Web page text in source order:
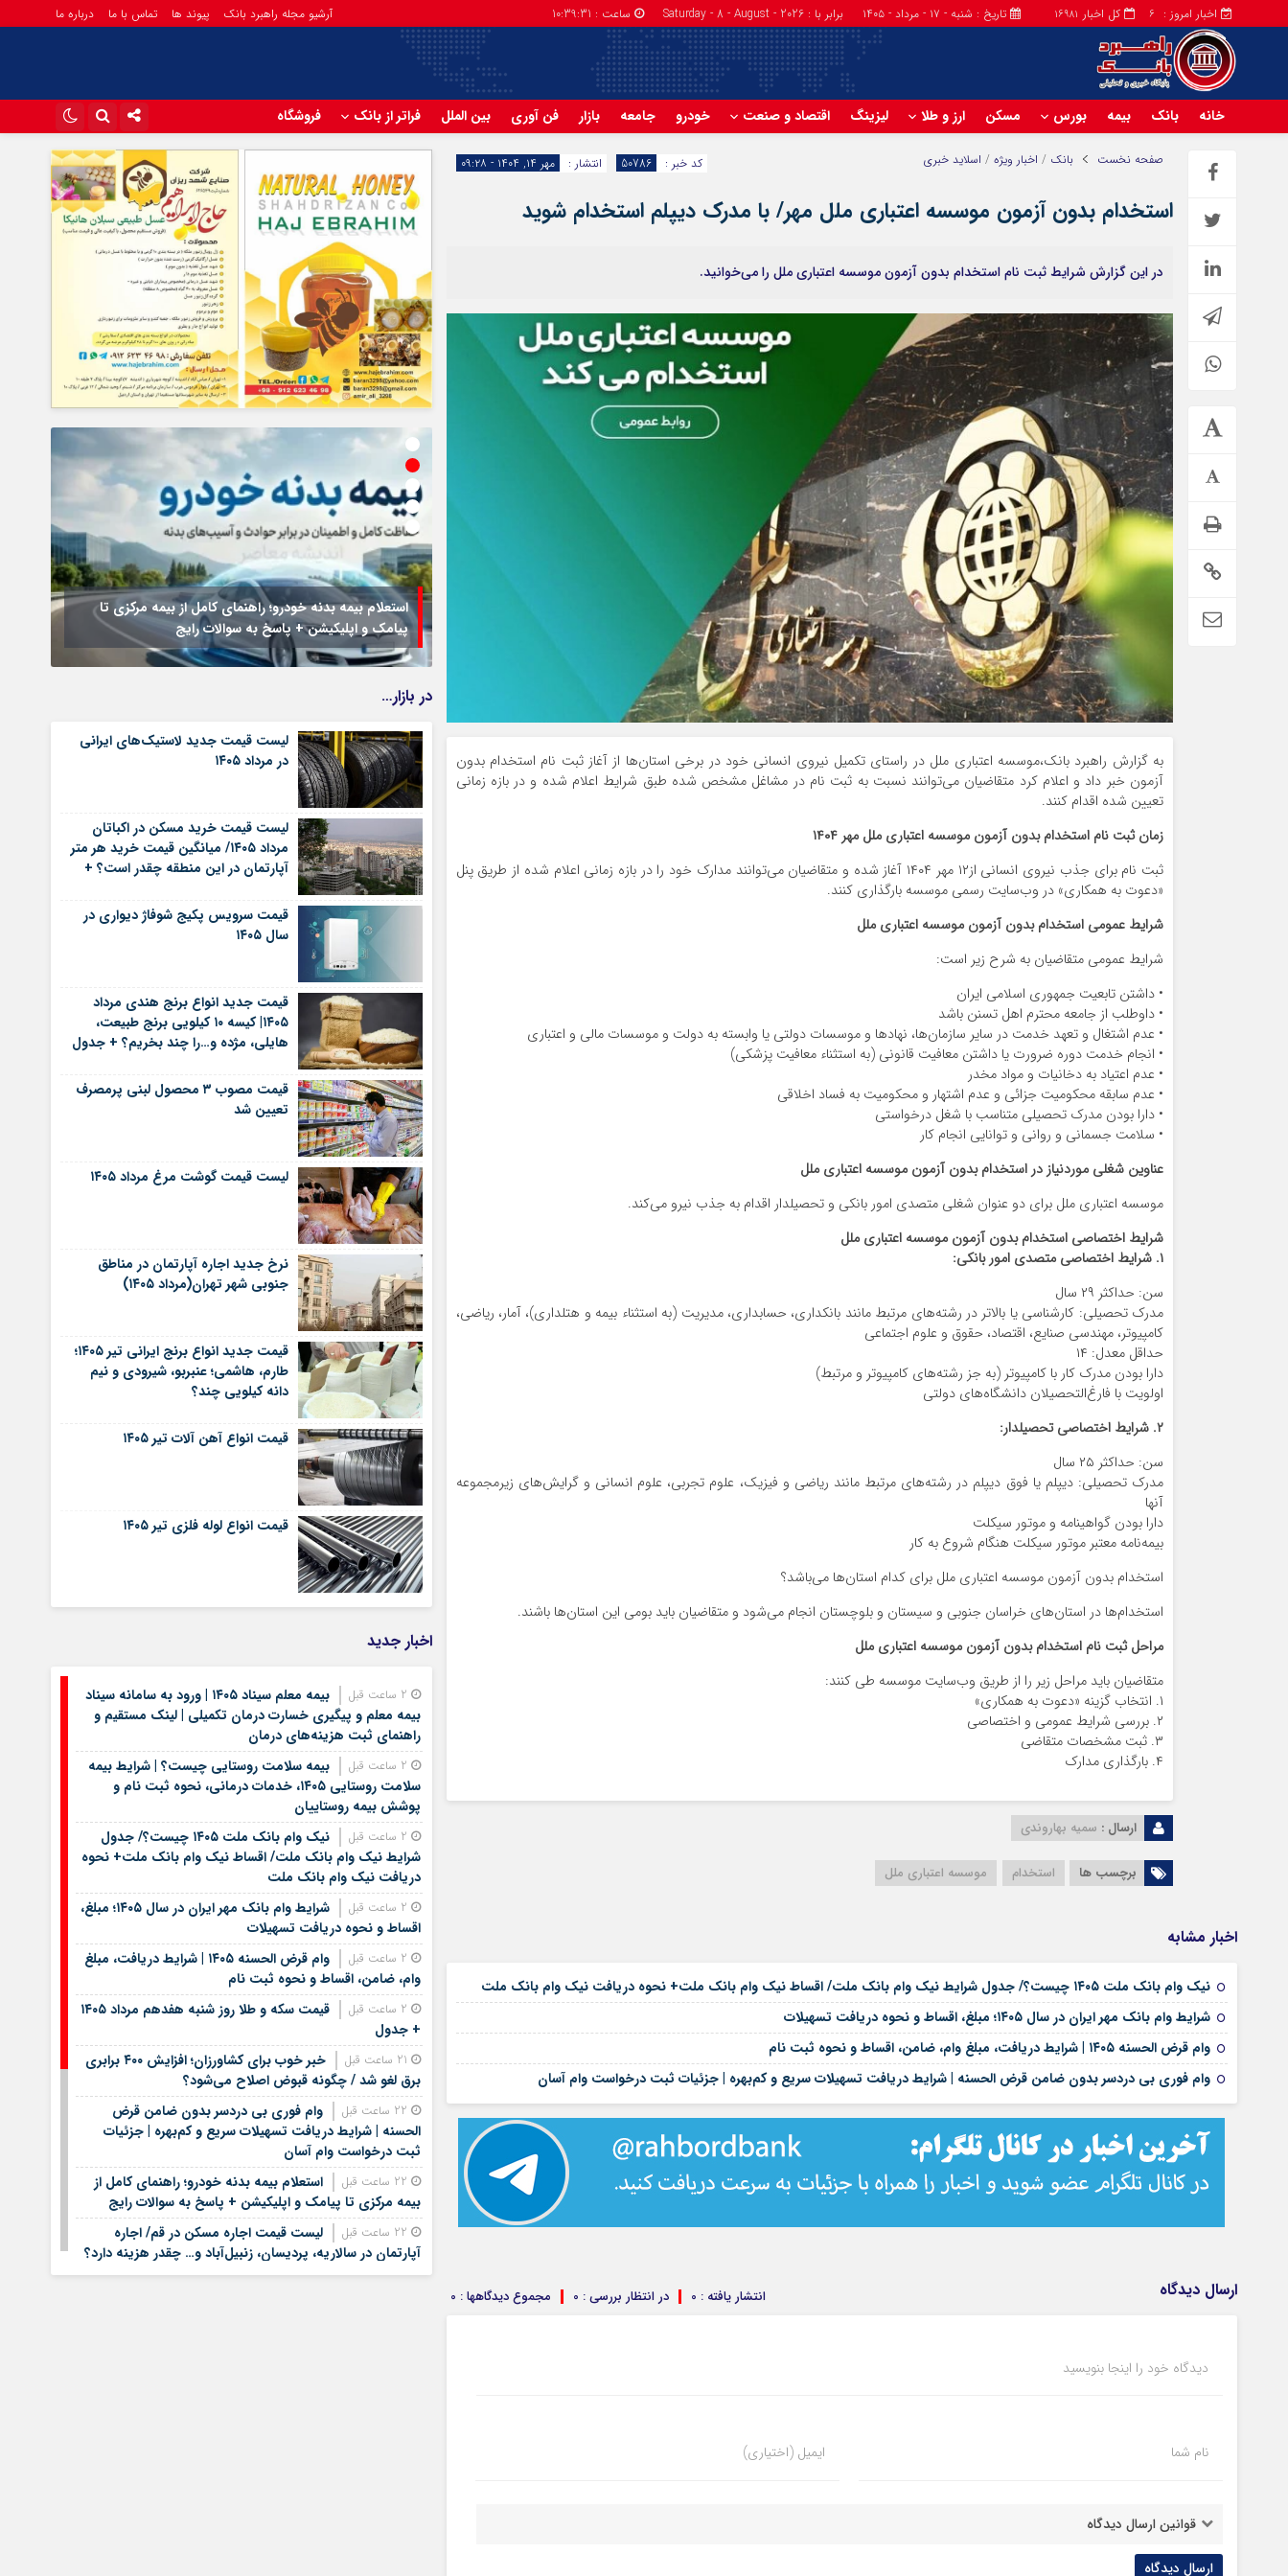
کل اخبار 16981 اخبار امروز : 6 تاریخ : شنبه - ۱۷ - مرداد - ۱۴۰۵ برابر با : Saturday - 8 - August - 2026 ساعت : 10:39:32 آرشیو مجله راهبرد بانک پیوند ها تماس با ما درباره ما
خانه بانک بیمه بورس مسکن ارز و طلا لیزینگ اقتصاد و صنعت خودرو جامعه بازار فن آوری بین الملل فراتر از بانک فروشگاه
اینستاگرام
تلگرام
آپارات
صفحه نخست بانک / اخبار ویژه / اسلاید خبری انتشار : مهر ۱۴, ۱۴۰۴ - ۰۹:۲۸ کد خبر : 50786
استخدام بدون آزمون موسسه اعتباری ملل مهر/ با مدرک دیپلم استخدام شوید
در این گزارش شرایط ثبت نام استخدام بدون آزمون موسسه اعتباری ملل را می‌خوانید.
به گزارش راهبرد بانک،موسسه اعتباری ملل در راستای تکمیل نیروی انسانی خود در برخی استان‌ها از آغاز ثبت نام استخدام بدون
آزمون خبر داد و اعلام کرد متقاضیان می‌توانند نسبت به ثبت نام در مشاغل مشخص شده طبق شرایط اعلام شده و در بازه زمانی
تعیین شده اقدام کنند.
زمان ثبت نام استخدام بدون آزمون موسسه اعتباری ملل مهر ۱۴۰۴
ثبت نام برای جذب نیروی انسانی از۱۲ مهر ۱۴۰۴ آغاز شده و متقاضیان می‌توانند مدارک خود را در بازه زمانی اعلام شده از طریق پنل
«دعوت به همکاری» در وب‌سایت رسمی موسسه بارگذاری کنند.
شرایط عمومی استخدام بدون آزمون موسسه اعتباری ملل
شرایط عمومی متقاضیان به شرح زیر است:
• داشتن تابعیت جمهوری اسلامی ایران
• داوطلب از جامعه محترم اهل تسنن باشد
• عدم اشتغال و تعهد خدمت در سایر سازمان‌ها، نهادها و موسسات دولتی یا وابسته به دولت و موسسات مالی و اعتباری
• انجام خدمت دوره ضرورت یا داشتن معافیت قانونی (به استثناء معافیت پزشکی)
• عدم اعتیاد به دخانیات و مواد مخدر
• عدم سابقه محکومیت جزائی و عدم اشتهار و محکومیت به فساد اخلاقی
• دارا بودن مدرک تحصیلی متناسب با شغل درخواستی
• سلامت جسمانی و روانی و توانایی انجام کار
عناوین شغلی موردنیاز در استخدام بدون آزمون موسسه اعتباری ملل
موسسه اعتباری ملل برای دو عنوان شغلی متصدی امور بانکی و تحصیلدار اقدام به جذب نیرو می‌کند.
شرایط اختصاصی استخدام بدون آزمون موسسه اعتباری ملل
۱. شرایط اختصاصی متصدی امور بانکی:
سن: حداکثر ۲۹ سال
مدرک تحصیلی: کارشناسی یا بالاتر در رشته‌های مرتبط مانند بانکداری، حسابداری، مدیریت (به استثناء بیمه و هتلداری)، آمار، ریاضی،
کامپیوتر، مهندسی صنایع، اقتصاد، حقوق و علوم اجتماعی
حداقل معدل: ۱۴
دارا بودن مدرک کار با کامپیوتر (به جز رشته‌های کامپیوتر و مرتبط)
اولویت با فارغ‌التحصیلان دانشگاه‌های دولتی
۲. شرایط اختصاصی تحصیلدار:
سن: حداکثر ۲۵ سال
مدرک تحصیلی: دیپلم یا فوق دیپلم در رشته‌های مرتبط مانند ریاضی و فیزیک، علوم تجربی، علوم انسانی و گرایش‌های زیرمجموعه
آنها
دارا بودن گواهینامه و موتور سیکلت
بیمه‌نامه معتبر موتور سیکلت هنگام شروع به کار
استخدام بدون آزمون موسسه اعتباری ملل برای کدام استان‌ها می‌باشد؟
استخدام‌ها در استان‌های خراسان جنوبی و سیستان و بلوچستان انجام می‌شود و متقاضیان باید بومی این استان‌ها باشند.
مراحل ثبت نام استخدام بدون آزمون موسسه اعتباری ملل
متقاضیان باید مراحل زیر را از طریق وب‌سایت موسسه طی کنند:
۱. انتخاب گزینه «دعوت به همکاری»
۲. بررسی شرایط عمومی و اختصاصی
۳. ثبت مشخصات متقاضی
۴. بارگذاری مدارک
ارسال : سمیه بهاروندی
برچسب ها استخدام موسسه اعتباری ملل
اخبار مشابه
نیک وام بانک ملت ۱۴۰۵ چیست؟/ جدول شرایط نیک وام بانک ملت/ اقساط نیک وام بانک ملت+ نحوه دریافت نیک وام بانک ملت
شرایط وام بانک مهر ایران در سال ۱۴۰۵؛ مبلغ، اقساط و نحوه دریافت تسهیلات
وام قرض الحسنه ۱۴۰۵ | شرایط دریافت، مبلغ وام، ضامن، اقساط و نحوه ثبت نام
وام فوری بی دردسر بدون ضامن قرض الحسنه | شرایط دریافت تسهیلات سریع و کم‌بهره | جزئیات ثبت درخواست وام آسان
ارسال دیدگاه مجموع دیدگاهها : 0 در انتظار بررسی : 0 انتشار یافته : 0
دیدگاه خود را اینجا بنویسید
نام شما ایمیل (اختیاری)
قوانین ارسال دیدگاه
تمدید خودکار بیمه سلامت دهک‌های اقتصادی ۱ تا ۵ تهران
وام فوری بی دردسر بدون ضامن قرض الحسنه | شرایط
دریافت تسهیلات سریع و کم‌بهره | جزئیات ثبت درخواست
وام آسان
استعلام بیمه بدنه خودرو؛ راهنمای کامل از بیمه مرکزی تا
پیامک و اپلیکیشن + پاسخ به سوالات رایج
در بازار…
لیست قیمت جدید لاستیک‌های ایرانی
در مرداد ۱۴۰۵
لیست قیمت خرید مسکن در اکباتان
مرداد ۱۴۰۵/ میانگین قیمت خرید هر متر
آپارتمان در این منطقه چقدر است؟ +
قیمت سرویس پکیج شوفاژ دیواری در
سال ۱۴۰۵
قیمت جدید انواع برنج هندی مرداد
۱۴۰۵| کیسه ۱۰ کیلویی برنج طبیعت،
هایلی، مژده و…را چند بخریم؟ + جدول
قیمت مصوب ۳ محصول لبنی پرمصرف
تعیین شد
لیست قیمت گوشت مرغ مرداد ۱۴۰۵
نرخ جدید اجاره آپارتمان در مناطق
جنوبی شهر تهران(مرداد ۱۴۰۵)
قیمت جدید انواع برنج ایرانی تیر ۱۴۰۵؛
طارم، هاشمی؛ عنبربو، شیرودی و نیم
دانه کیلویی چند؟
قیمت انواع آهن آلات تیر ۱۴۰۵
قیمت انواع لوله فلزی تیر ۱۴۰۵
اخبار جدید
بیمه معلم سیناد ۱۴۰۵ | ورود به سامانه سیناد
بیمه معلم و پیگیری خسارت درمان تکمیلی | لینک مستقیم و
راهنمای ثبت هزینه‌های درمان
بیمه سلامت روستایی چیست؟ | شرایط بیمه
سلامت روستایی ۱۴۰۵، خدمات درمانی، نحوه ثبت نام و
پوشش بیمه روستاییان
نیک وام بانک ملت ۱۴۰۵ چیست؟/ جدول
شرایط نیک وام بانک ملت/ اقساط نیک وام بانک ملت+ نحوه
دریافت نیک وام بانک ملت
شرایط وام بانک مهر ایران در سال ۱۴۰۵؛ مبلغ،
اقساط و نحوه دریافت تسهیلات
وام قرض الحسنه ۱۴۰۵ | شرایط دریافت، مبلغ
وام، ضامن، اقساط و نحوه ثبت نام
قیمت سکه و طلا روز شنبه هفدهم مرداد ۱۴۰۵
+ جدول
خبر خوب برای کشاورزان؛ افزایش ۴۰۰ برابری
برق لغو شد / چگونه قبوض اصلاح می‌شود؟
وام فوری بی دردسر بدون ضامن قرض
الحسنه | شرایط دریافت تسهیلات سریع و کم‌بهره | جزئیات
ثبت درخواست وام آسان
استعلام بیمه بدنه خودرو؛ راهنمای کامل از
بیمه مرکزی تا پیامک و اپلیکیشن + پاسخ به سوالات رایج
لیست قیمت اجاره مسکن در قم/ اجاره
آپارتمان در سالاریه، پردیسان، زنبیل‌آباد و… چقدر هزینه دارد؟
+ جدول